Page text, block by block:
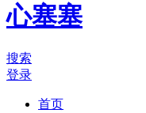
心塞塞
搜索
登录
首页